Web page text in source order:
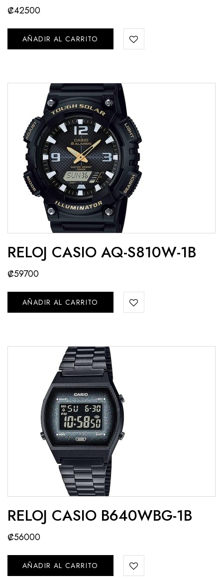
₡42500
AÑADIR AL CARRITO
RELOJ CASIO AQ-S810W-1B
₡59700
AÑADIR AL CARRITO
RELOJ CASIO B640WBG-1B
₡56000
AÑADIR AL CARRITO